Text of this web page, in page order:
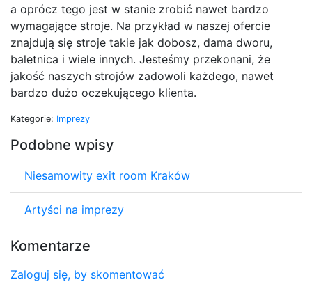
a oprócz tego jest w stanie zrobić nawet bardzo
wymagające stroje. Na przykład w naszej ofercie
znajdują się stroje takie jak dobosz, dama dworu,
baletnica i wiele innych. Jesteśmy przekonani, że
jakość naszych strojów zadowoli każdego, nawet
bardzo dużo oczekującego klienta.
Kategorie: Imprezy
Podobne wpisy
Niesamowity exit room Kraków
Artyści na imprezy
Komentarze
Zaloguj się, by skomentować